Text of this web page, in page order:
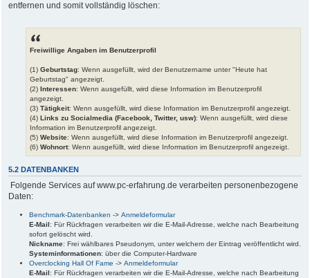
entfernen und somit vollständig löschen:
Freiwillige Angaben im Benutzerprofil
(1) Geburtstag: Wenn ausgefüllt, wird der Benutzername unter "Heute hat
Geburtstag" angezeigt.
(2) Interessen: Wenn ausgefüllt, wird diese Information im Benutzerprofil
angezeigt.
(3) Tätigkeit: Wenn ausgefüllt, wird diese Information im Benutzerprofil angezeigt.
(4) Links zu Socialmedia (Facebook, Twitter, usw): Wenn ausgefüllt, wird diese
Information im Benutzerprofil angezeigt.
(5) Website: Wenn ausgefüllt, wird diese Information im Benutzerprofil angezeigt.
(6) Wohnort: Wenn ausgefüllt, wird diese Information im Benutzerprofil angezeigt.
5.2 DATENBANKEN
Folgende Services auf www.pc-erfahrung.de verarbeiten personenbezogene
Daten:
Benchmark-Datenbanken -> Anmeldeformular
E-Mail: Für Rückfragen verarbeiten wir die E-Mail-Adresse, welche nach Bearbeitung
sofort gelöscht wird.
Nickname: Frei wählbares Pseudonym, unter welchem der Eintrag veröffentlicht wird.
Systeminformationen: über die Computer-Hardware
Overclocking Hall Of Fame -> Anmeldeformular
E-Mail: Für Rückfragen verarbeiten wir die E-Mail-Adresse, welche nach Bearbeitung